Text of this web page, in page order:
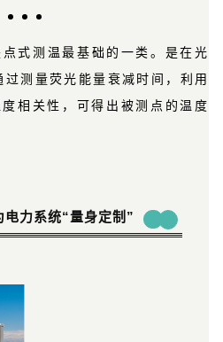
式测温最基础的一类。是在光
测量荧光能量衰减时间，利用
相关性，可得出被测点的温度
力系统“量身定制”